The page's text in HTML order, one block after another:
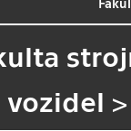
vozidel